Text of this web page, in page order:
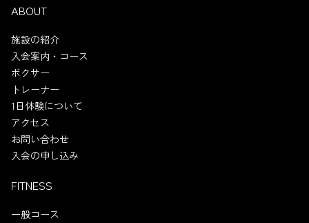
ABOUT
施設の紹介
入会案内・コース
ボクサー
トレーナー
1日体験について
アクセス
お問い合わせ
入会の申し込み
FITNESS
一般コース